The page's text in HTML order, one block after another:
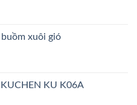
xuôi gió
KU K06A